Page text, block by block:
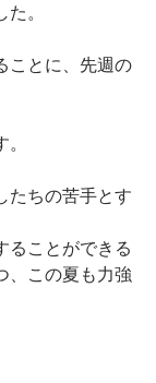
。
ことに、先週の
たちの苦手とす
ることができる
、この夏も力強